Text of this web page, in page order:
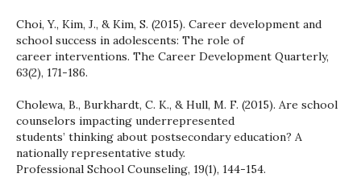
Choi, Y., Kim, J., & Kim, S. (2015). Career development and
school success in adolescents: The role of
career interventions. The Career Development Quarterly,
63(2), 171-186.
Cholewa, B., Burkhardt, C. K., & Hull, M. F. (2015). Are school
counselors impacting underrepresented
students’ thinking about postsecondary education? A
nationally representative study.
Professional School Counseling, 19(1), 144-154.